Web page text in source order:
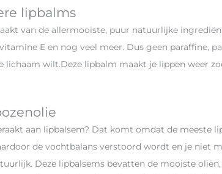
lipbalms
van de allermooiste, puur natuurlijke
E en nog veel meer. Dus geen paraffine,
lichaam wilt.Deze lipbalm maakt je lippen weer
aan lipbalsem? Dat komt omdat de meeste
de vochtbalans verstoord wordt en je niet
Deze lipbalsems bevatten de mooiste